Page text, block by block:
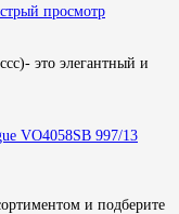
просмотр
это элегантный и
и подберите